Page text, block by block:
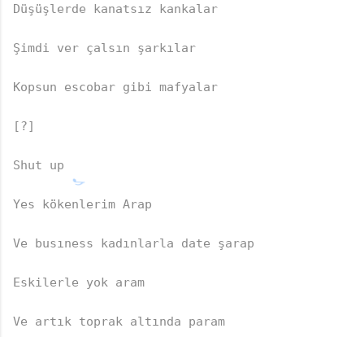
Düşüşlerde kanatsız kankalar
Şimdi ver çalsın şarkılar
Kopsun escobar gibi mafyalar
[?]
Shut up
Yes kökenlerim Arap
Ve busıness kadınlarla date şarap
Eskilerle yok aram
Ve artık toprak altında param